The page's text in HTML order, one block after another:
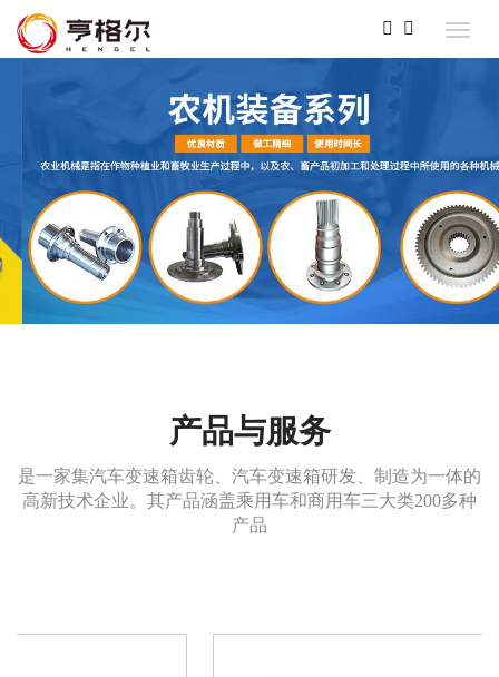
产品与服务
是一家集汽车变速箱齿轮、汽车变速箱研发、制造为一体的
高新技术企业。其产品涵盖乘用车和商用车三大类200多种
产品